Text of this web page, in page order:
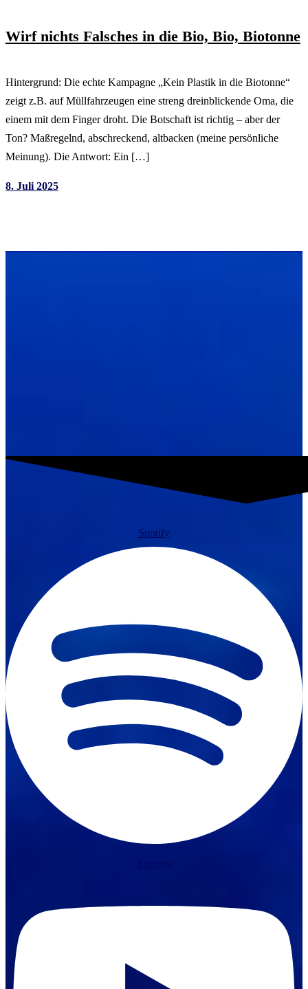
Wirf nichts Falsches in die Bio, Bio, Biotonne
Hintergrund: Die echte Kampagne „Kein Plastik in die Biotonne“
zeigt z.B. auf Müllfahrzeugen eine streng dreinblickende Oma, die
einem mit dem Finger droht. Die Botschaft ist richtig – aber der
Ton? Maßregelnd, abschreckend, altbacken (meine persönliche
Meinung). Die Antwort: Ein […]
8. Juli 2025
Spotify
Youtube